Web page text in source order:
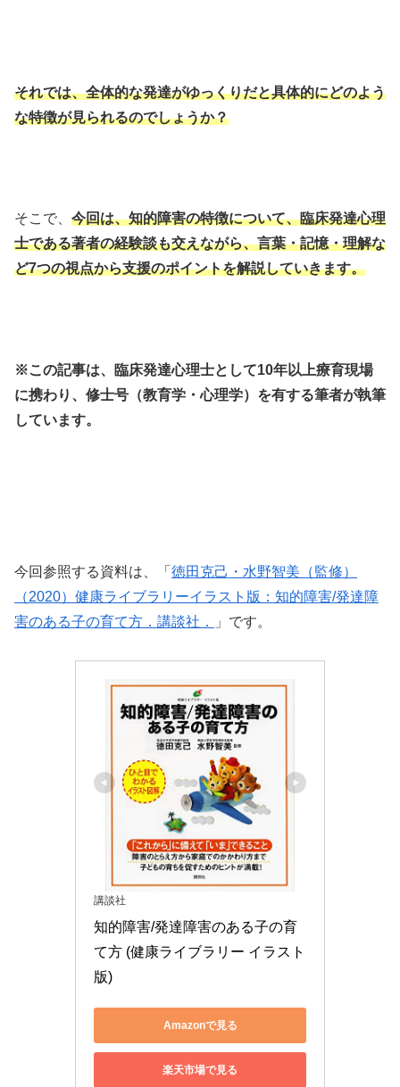
それでは、全体的な発達がゆっくりだと具体的にどのよう
な特徴が見られるのでしょうか？
そこで、 今回は、知的障害の特徴について、臨床発達心理
士である著者の経験談も交えながら、言葉・記憶・理解な
ど7つの視点から支援のポイントを解説していきます。
※この記事は、臨床発達心理士として10年以上療育現場
に携わり、修士号（教育学・心理学）を有する筆者が執筆
しています。
今回参照する資料は、「 徳田克己・水野智美（監修）
（2020）健康ライブラリーイラスト版：知的障害/発達障
害のある子の育て方．講談社．
」です。
講談社
知的障害/発達障害のある子の育
て方 (健康ライブラリー イラスト
版)
Amazonで見る
楽天市場で見る